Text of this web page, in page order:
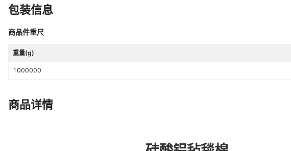
包装信息
商品件重尺
重量(g)
1000000
商品详情